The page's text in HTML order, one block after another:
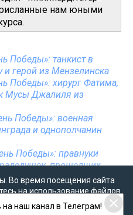
нам юными
Победы»: танкист в
и герой из Мензелинска
Победы»: хирург Фатима,
Мусы Джалиля из
Победы»: военная
и однополчанин
Победы»: правнуки
прошедших
Победы»: как старлей
Берлин, а Минзиян
рубеж
Во время посещения сайта
на использование файлов
уведомлением, согласием
данных,Политикой о
на наш канал в Телеграм!